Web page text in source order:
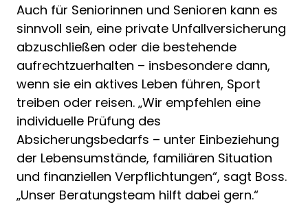
Auch für Seniorinnen und Senioren kann es
sinnvoll sein, eine private Unfallversicherung
abzuschließen oder die bestehende
aufrechtzuerhalten – insbesondere dann,
wenn sie ein aktives Leben führen, Sport
treiben oder reisen. „Wir empfehlen eine
individuelle Prüfung des
Absicherungsbedarfs – unter Einbeziehung
der Lebensumstände, familiären Situation
und finanziellen Verpflichtungen“, sagt Boss.
„Unser Beratungsteam hilft dabei gern.“